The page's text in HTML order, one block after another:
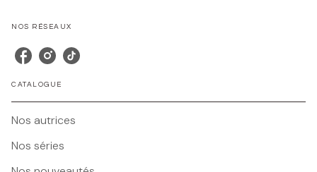
NOS RÉSEAUX
CATALOGUE
Nos autrices
Nos séries